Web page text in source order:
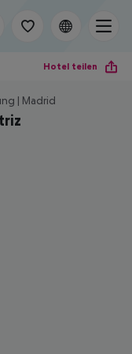
Hotel teilen
| Madrid